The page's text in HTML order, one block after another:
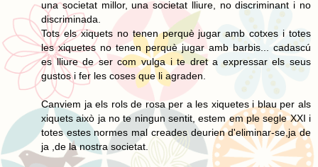
una societat millor, una societat lliure, no discriminant i no
discriminada.
Tots els xiquets no tenen perquè jugar amb cotxes i totes
les xiquetes no tenen perquè jugar amb barbis... cadascú
es lliure de ser com vulga i te dret a expressar els seus
gustos i fer les coses que li agraden.
Canviem ja els rols de rosa per a les xiquetes i blau per als
xiquets això ja no te ningun sentit, estem em ple segle XXI i
totes estes normes mal creades deurien d'eliminar-se,ja de
ja ,de la nostra societat.